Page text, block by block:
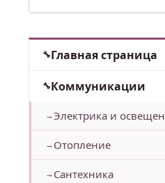
Главная страница
Коммуникации
Электрика и
Отопление
Сантехника